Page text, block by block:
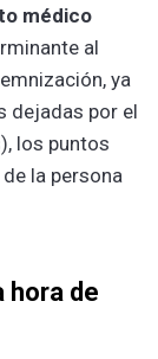
médico
al
ya
dejadas por el
los puntos
la persona
hora de